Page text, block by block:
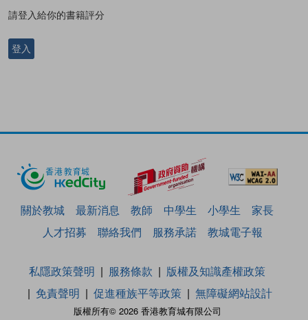
請登入給你的書籍評分
登入
關於教城 最新消息 教師 中學生 小學生
家長
人才招募
聯絡我們 服務承諾 教城電子報
版權所有© 2026 香港教育城有限公司
私隱政策聲明 服務條款
版權及知識產權政策
免責聲明
促進種族平等政策 無障礙網站設計